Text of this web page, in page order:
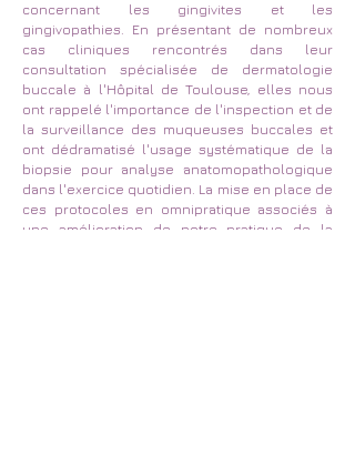
concernant les gingivites et les
gingivopathies. En présentant de nombreux
cas cliniques rencontrés dans leur
consultation spécialisée de dermatologie
buccale à l'Hôpital de Toulouse, elles nous
ont rappelé l'importance de l'inspection et de
la surveillance des muqueuses buccales et
ont dédramatisé l'usage systématique de la
biopsie pour analyse anatomopathologique
dans l'exercice quotidien. La mise en place de
ces protocoles en omnipratique associés à
une amélioration de notre pratique de la